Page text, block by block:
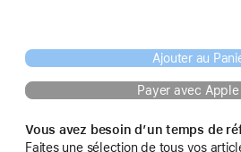
Ajouter au
Payer avec Apple
Vous avez besoin d’un temps de
Faites une sélection de tous vos